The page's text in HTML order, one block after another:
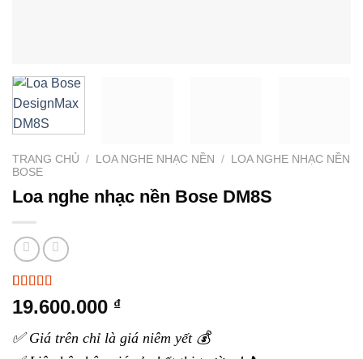
TRANG CHỦ / LOA NGHE NHẠC NỀN /
LOA NGHE NHẠC NỀN
BOSE
Loa nghe nhạc nền Bose DM8S
5.00 trên 5
dựa trên
4
19.600.000 ₫
✅ Giá trên chỉ là giá niêm yết 💰